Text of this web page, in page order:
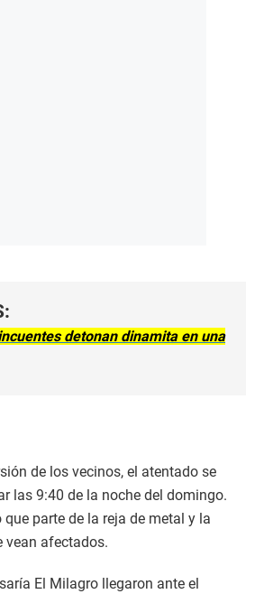
detonan dinamita en una
de los vecinos, el atentado se
las 9:40 de la noche del domingo.
parte de la reja de metal y la
vean afectados.
El Milagro llegaron ante el